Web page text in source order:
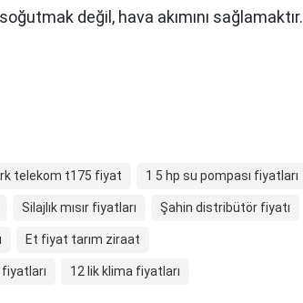
değil, hava akımını sağlamaktır.
telekom t175 fiyat 1 5 hp su pompası fiyatları
Silajlık mısır fiyatları Şahin distribütör fiyatı
Et fiyat tarım ziraat
12 lik klima fiyatları